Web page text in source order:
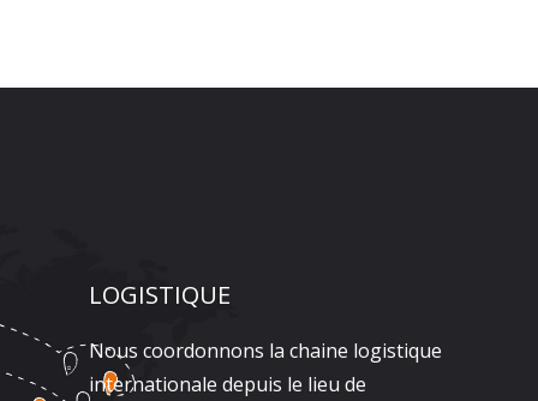
LOGISTIQUE
Nous coordonnons la chaine logistique
internationale depuis le lieu de